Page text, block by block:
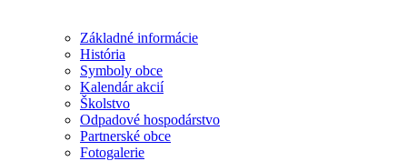
Základné informácie
História
Symboly obce
Kalendár akcií
Školstvo
Odpadové hospodárstvo
Partnerské obce
Fotogalerie